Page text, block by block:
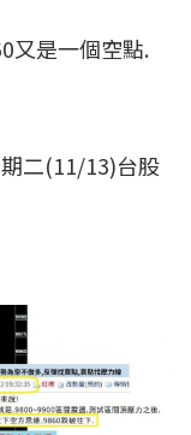
又是一個空點.
二(11/13)台股